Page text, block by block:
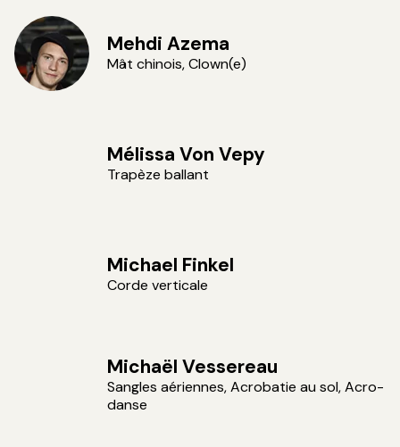
Mehdi Azema
Mât chinois, Clown(e)
Mélissa Von Vepy
Trapèze ballant
Michael Finkel
Corde verticale
Michaël Vessereau
Sangles aériennes, Acrobatie au sol, Acro-
danse